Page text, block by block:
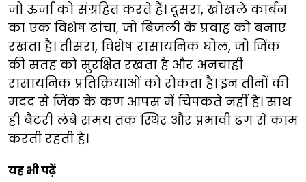
जो ऊर्जा को संग्रहित करते हैं। दूसरा, खोखले कार्बन
का एक विशेष ढांचा, जो बिजली के प्रवाह को बनाए
रखता है। तीसरा, विशेष रासायनिक घोल, जो जिंक
की सतह को सुरक्षित रखता है और अनचाही
रासायनिक प्रतिक्रियाओं को रोकता है। इन तीनों की
मदद से जिंक के कण आपस में चिपकते नहीं हैं। साथ
ही बैटरी लंबे समय तक स्थिर और प्रभावी ढंग से काम
करती रहती है।
यह भी पढ़ें